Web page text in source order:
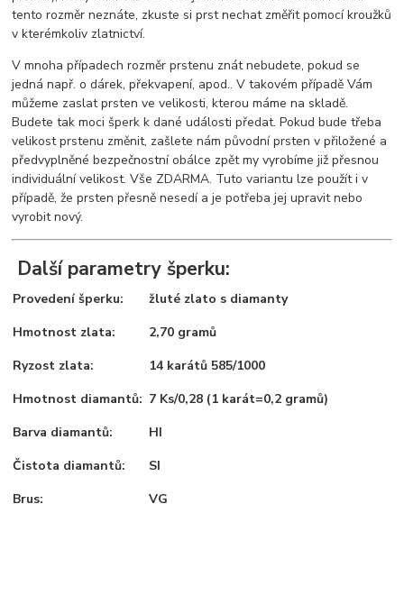
tento rozměr neznáte, zkuste si prst nechat změřit pomocí kroužků
v kterémkoliv zlatnictví.
V mnoha případech rozměr prstenu znát nebudete, pokud se
jedná např. o dárek, překvapení, apod.. V takovém případě Vám
můžeme zaslat prsten ve velikosti, kterou máme na skladě.
Budete tak moci šperk k dané události předat. Pokud bude třeba
velikost prstenu změnit, zašlete nám původní prsten v přiložené a
předvyplněné bezpečnostní obálce zpět my vyrobíme již přesnou
individuální velikost. Vše ZDARMA. Tuto variantu lze použít i v
případě, že prsten přesně nesedí a je potřeba jej upravit nebo
vyrobit nový.
Další parametry šperku:
Provedení šperku:
žluté zlato s diamanty
Hmotnost zlata:
2,70 gramů
Ryzost zlata:
14 karátů 585/1000
Hmotnost diamantů: 7 Ks/0,28 (1 karát=0,2 gramů)
Barva diamantů:
HI
Čistota diamantů:
SI
Brus:
VG